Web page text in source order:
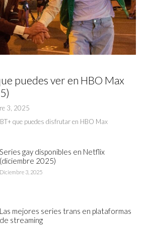
puedes ver en HBO Max
3, 2025
que puedes disfrutar en HBO Max
Series gay disponibles en Netflix
(diciembre 2025)
Diciembre 3, 2025
Las mejores series trans en plataformas
de streaming